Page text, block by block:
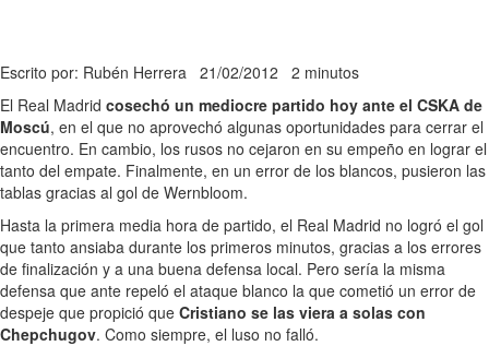
Escrito por: Rubén Herrera 21/02/2012 2 minutos
El Real Madrid cosechó un mediocre partido hoy ante el CSKA de
Moscú, en el que no aprovechó algunas oportunidades para cerrar el
encuentro. En cambio, los rusos no cejaron en su empeño en lograr el
tanto del empate. Finalmente, en un error de los blancos, pusieron las
tablas gracias al gol de Wernbloom.
Hasta la primera media hora de partido, el Real Madrid no logró el gol
que tanto ansiaba durante los primeros minutos, gracias a los errores
de finalización y a una buena defensa local. Pero sería la misma
defensa que ante repeló el ataque blanco la que cometió un error de
despeje que propició que Cristiano se las viera a solas con
Chepchugov. Como siempre, el luso no falló.